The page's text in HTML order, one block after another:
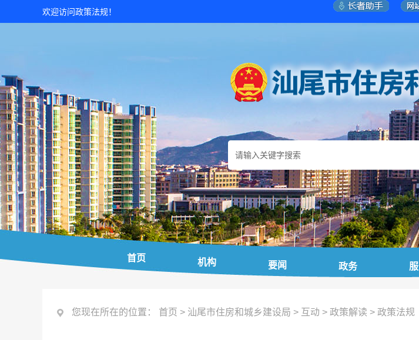
欢迎访问政策法规！
首页 机构 要闻 政务
您现在所在的位置： 首页 > 汕尾市住房和城乡建设局 > 互动 > 政策解读 > 政策法规